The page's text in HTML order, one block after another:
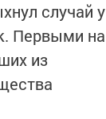
случай у
Первыми на
из